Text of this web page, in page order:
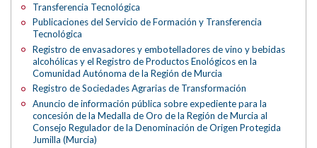
Transferencia Tecnológica
Publicaciones del Servicio de Formación y Transferencia
Tecnológica
Registro de envasadores y embotelladores de vino y bebidas
alcohólicas y el Registro de Productos Enológicos en la
Comunidad Autónoma de la Región de Murcia
Registro de Sociedades Agrarias de Transformación
Anuncio de información pública sobre expediente para la
concesión de la Medalla de Oro de la Región de Murcia al
Consejo Regulador de la Denominación de Origen Protegida
Jumilla (Murcia)